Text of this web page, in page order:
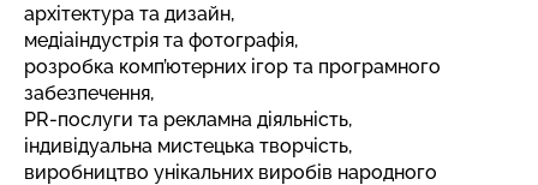
архітектура та дизайн,
медіаіндустрія та фотографія,
розробка комп’ютерних ігор та програмного
забезпечення,
PR-послуги та рекламна діяльність,
індивідуальна мистецька творчість,
виробництво унікальних виробів народного